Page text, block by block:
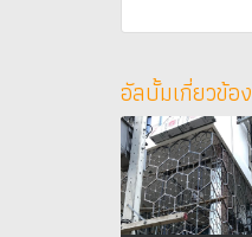
อัลบั้มเกี่ยวข้อง